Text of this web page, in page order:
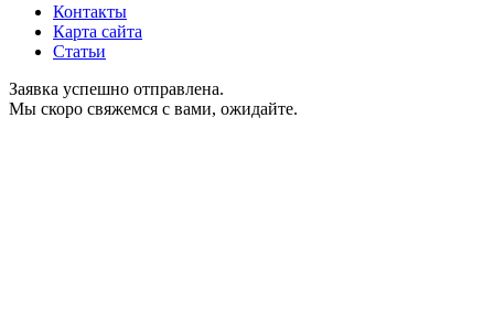
Контакты
Карта сайта
Статьи
Заявка успешно отправлена.
Мы скоро свяжемся с вами, ожидайте.